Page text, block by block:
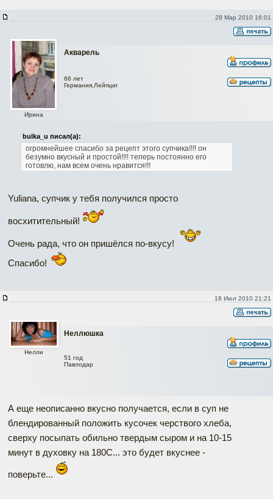
28 Мар 2010 16:01
Акварель
Ирина
66 лет
Германия,Лейпциг
bulka_u писал(а):
огромнейшее спасибо за рецепт этого супчика!!!! он
безумно вкусный и простой!!!! теперь постоянно его
готовлю, нам всем очень нравится!!!
Yuliana, супчик у тебя получился просто
восхитительный!
Очень рада, что он пришёлся по-вкусу!
Спасибо!
18 Июл 2010 21:21
Неллюшка
Нелли
51 год
Павлодар
А еще неописанно вкусно получается, если в суп не
блендированный положить кусочек черствого хлеба,
сверху посыпать обильно твердым сыром и на 10-15
минут в духовку на 180С... это будет вкуснее -
поверьте...